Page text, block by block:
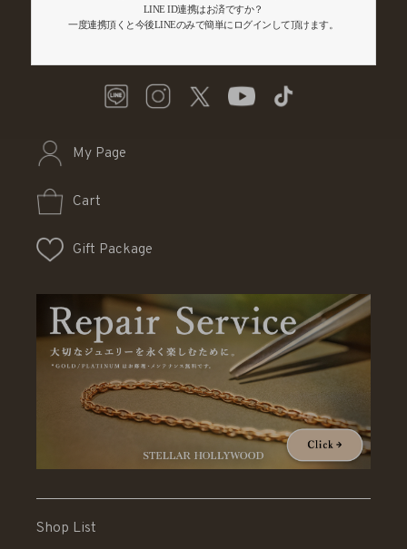
My Page
Cart
Gift Package
Shop List
LINE ID連携はお済ですか？
一度連携頂くと今後LINEのみで簡単にログインして頂けます。